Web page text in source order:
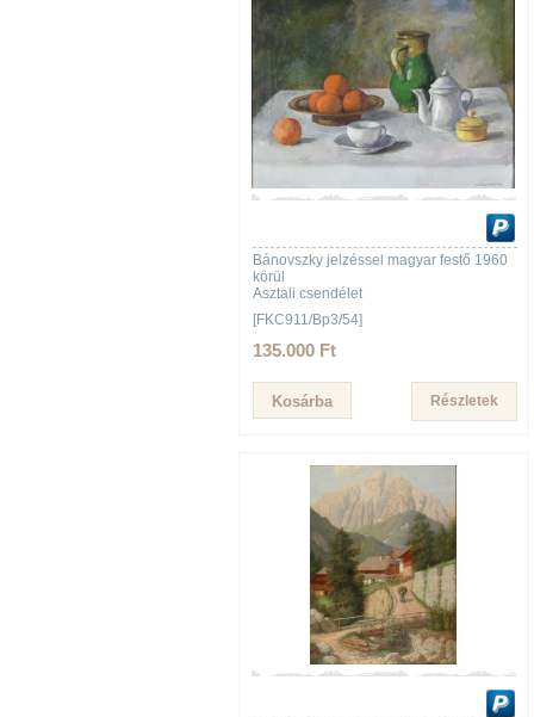
Bánovszky jelzéssel magyar festő 1960
körül
Asztali csendélet
[FKC911/Bp3/54]
135.000 Ft
Részletek